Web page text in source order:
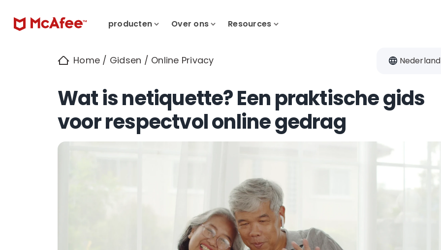
producten Over ons Resources
Home / Gidsen / Online Privacy
Wat is netiquette? Een praktische gids
voor respectvol online gedrag